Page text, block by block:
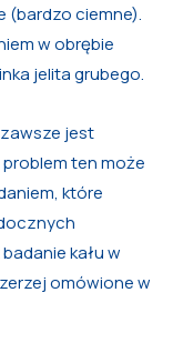
(bardzo ciemne).
w obrębie
jelita grubego.
jest
ten może
które
kału w
omówione w